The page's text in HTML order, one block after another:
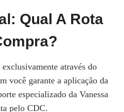
Qual A Rota
através do
você garante a aplicação da
especializado da Vanessa
pelo CDC.